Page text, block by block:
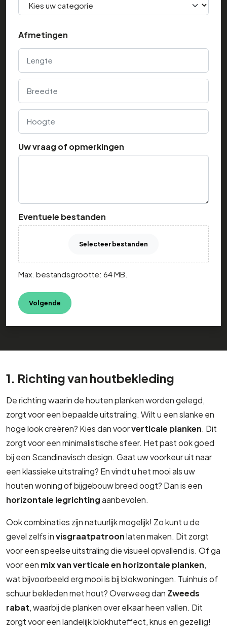
Afmetingen
Lengte
Breedte
Hoogte
Uw vraag of opmerkingen
Eventuele bestanden
Selecteer bestanden
Max. bestandsgrootte: 64 MB.
1. Richting van houtbekleding
De richting waarin de houten planken worden gelegd,
zorgt voor een bepaalde uitstraling. Wilt u een slanke en
hoge look creëren? Kies dan voorverticale planken. Dit
zorgt voor een minimalistische sfeer. Het past ook goed
bij een Scandinavisch design. Gaat uw voorkeur uit naar
een klassieke uitstraling? En vindt u het mooi als uw
houten woning of bijgebouw breed oogt? Dan is een
horizontale legrichtingaanbevolen.
Ook combinaties zijn natuurlijk mogelijk! Zo kunt u de
gevel zelfs invisgraatpatroonlaten maken. Dit zorgt
voor een speelse uitstraling die visueel opvallend is. Of ga
voor een mix van verticale en horizontale planken,
wat bijvoorbeeld erg mooi is bij blokwoningen. Tuinhuis of
schuur bekleden met hout? Overweeg dan Zweeds
rabat, waarbij de planken over elkaar heen vallen. Dit
zorgt voor een landelijk blokhuteffect, knus en gezellig!